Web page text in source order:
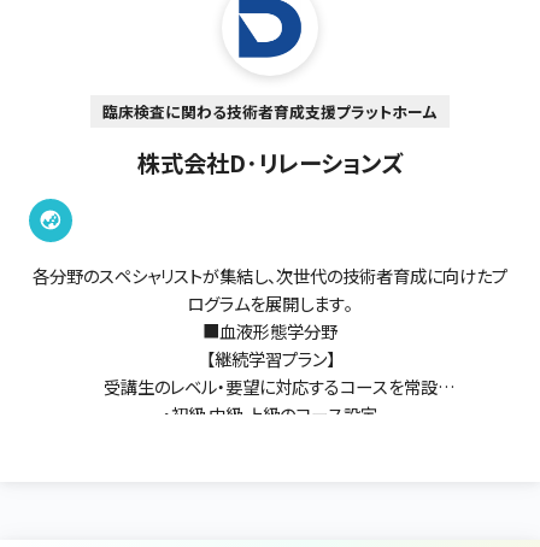
臨床検査に関わる技術者育成支援プラットホーム
株式会社D･リレーションズ
各分野のスペシャリストが集結し、次世代の技術者育成に向けたプ
ログラムを展開します。
■血液形態学分野
【継続学習プラン】
受講生のレベル・要望に対応するコースを常設
・初級.中級.上級のコース設定